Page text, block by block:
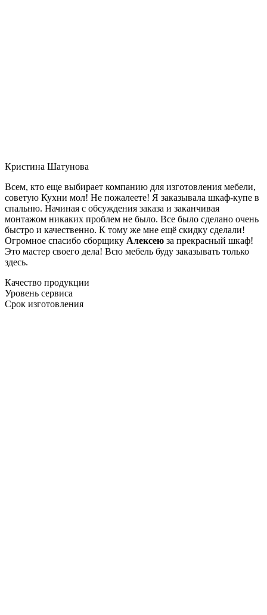
Кристина Шатунова
Всем, кто еще выбирает компанию для изготовления мебели,
советую Кухни мол! Не пожалеете! Я заказывала шкаф-купе в
спальню. Начиная с обсуждения заказа и заканчивая
монтажом никаких проблем не было. Все было сделано очень
быстро и качественно. К тому же мне ещё скидку сделали!
Огромное спасибо сборщику Алексею за прекрасный шкаф!
Это мастер своего дела! Всю мебель буду заказывать только
здесь.
Качество продукции
Уровень сервиса
Срок изготовления